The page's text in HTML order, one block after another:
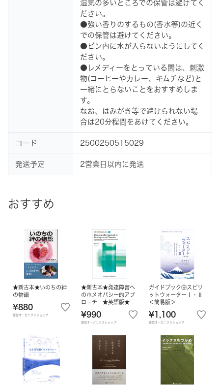
おすすめ
★新古本★いのちの絆
の物語
¥880
豊受オーガニクスショップ
★新古本★発達障害へ
のホメオパシー的アプ
ローチ ★英語版★
¥990
豊受オーガニクスショップ
ガイドブック⑨スピリ
ットウォーターⅠ・Ⅱ
＜簡易版＞
¥1,100
豊受オーガニクスショップ
湿気の多いところでの保管は避けてく
ださい。
●強い香りのするもの(香水等)の近く
での保管は避けてください。
●ビン内に水が入らないようにしてく
ださい。
●レメディーをとっている間は、刺激
物(コーヒーやカレー、キムチなど)と
一緒にとらないことをおすすめしま
す。
なお、はみがき等で避けられない場
合は20分程間をあけてください。
コード 2500250515029
発送予定 2営業日以内に発送